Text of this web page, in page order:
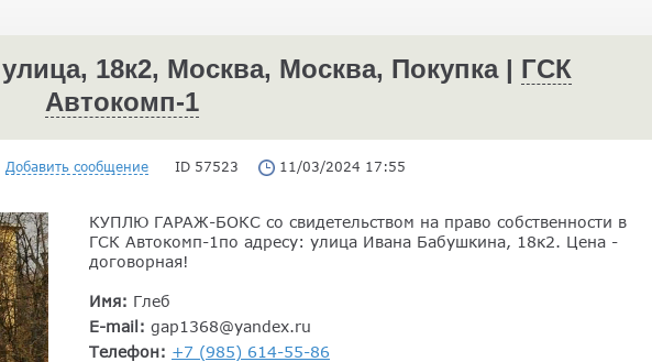
18к2, Москва, Москва, Покупка | ГСК
Автокомп-1
Добавить сообщение ID 57523 11/03/2024 17:55
КУПЛЮ ГАРАЖ-БОКС со свидетельством на право собственности в
ГСК Автокомп-1по адресу: улица Ивана Бабушкина, 18к2. Цена -
договорная!
Имя: Глеб
E-mail: gap1368@yandex.ru
Телефон: +7 (985) 614-55-86